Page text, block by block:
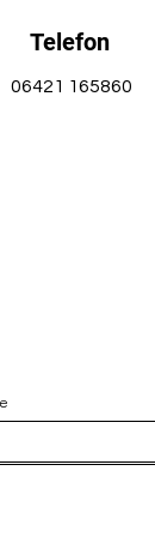
Telefon
06421 165860